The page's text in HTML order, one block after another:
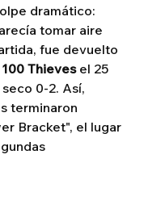
dramático:
tomar aire
fue devuelto
100 Thieves el 25
0-2. Así,
terminaron
Bracket", el lugar